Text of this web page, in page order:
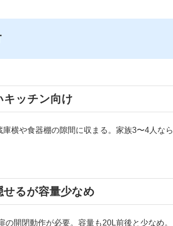
ッチン向け
庫横や食器棚の隙間に収まる。家族3〜4人な
るが容量少なめ
の開閉動作が必要。容量も20L前後と少なめ